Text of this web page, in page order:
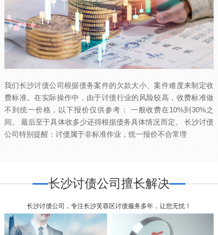
我们长沙讨债公司根据债务案件的欠款大小、案件难度来制定收
费标准。在实际操作中，由于讨债行业的风险较高，收费标准做
不到统一价格，以下报价仅供参考： 一般收费在10%到30%之
间。 最后至于具体收多少还得根据债务具体情况而定。 长沙讨债
公司特别提醒：讨债属于非标准作业，统一报价不合常理
长沙讨债公司擅长解决
长沙讨债公司，专注长沙芙蓉区讨债服务多年，让您无忧！